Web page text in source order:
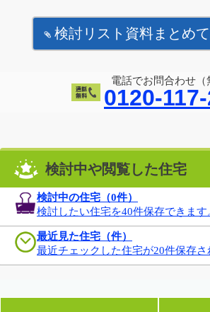
検討リスト資料まとめ
電話でお問合わせ（
0120-
検討中や閲覧した住宅
検討中の住宅（0件）
検討したい住宅を40件保存できます
最近見た住宅（件）
最近チェックした住宅が20件保存さ